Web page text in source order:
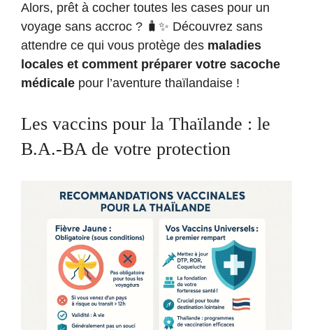
Alors, prêt à cocher toutes les cases pour un
voyage sans accroc ? 🧳✨ Découvrez sans
attendre ce qui vous protège des maladies
locales et comment préparer votre sacoche
médicale pour l’aventure thaïlandaise !
Les vaccins pour la Thaïlande : le
B.A.-BA de votre protection